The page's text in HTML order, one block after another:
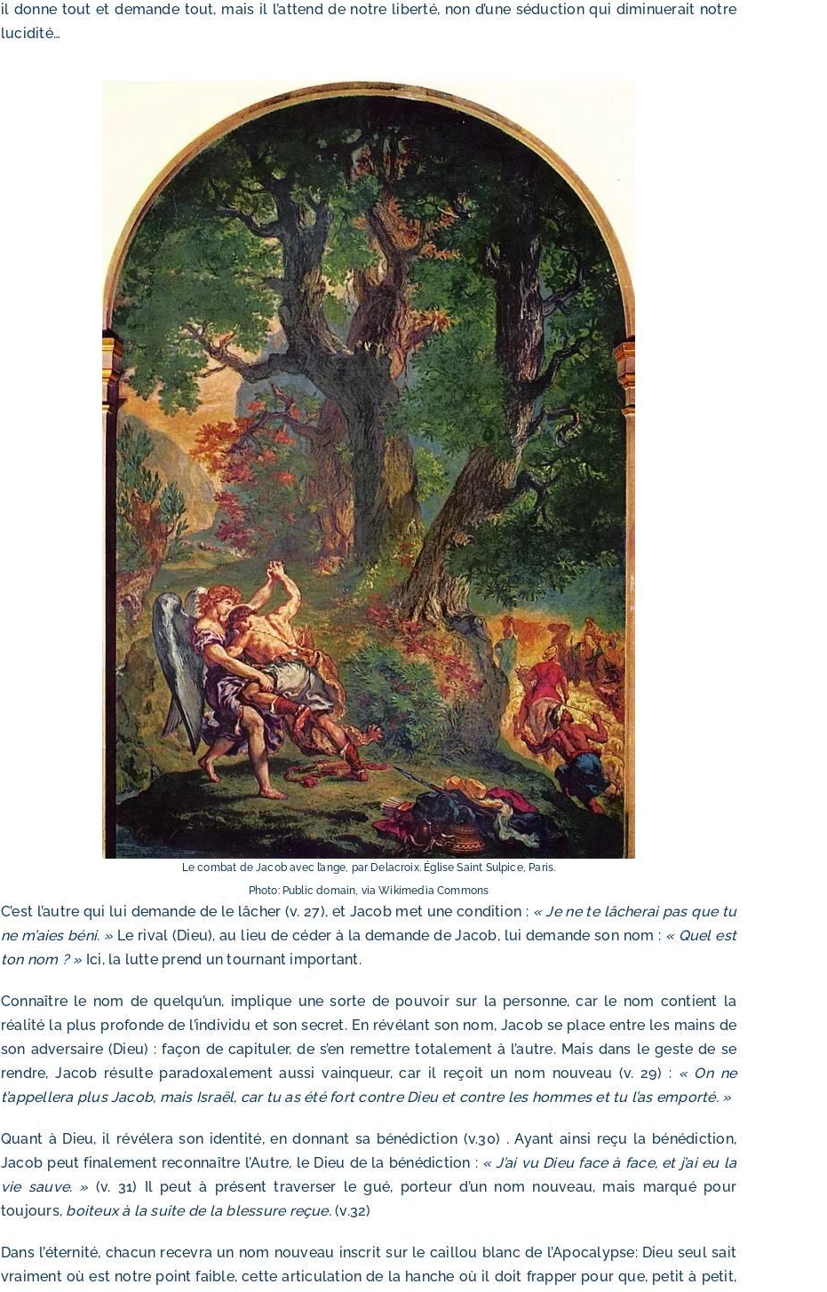
il donne tout et demande tout, mais il l’attend de notre liberté, non d’une séduction qui diminuerait notre
lucidité…
Le combat de Jacob avec l’ange, par Delacroix. Église Saint Sulpice, Paris.
Photo: Public domain, via Wikimedia Commons
C’est l’autre qui lui demande de le lâcher (v. 27), et Jacob met une condition : « Je ne te lâcherai pas que tu
ne m’aies béni. » Le rival (Dieu), au lieu de céder à la demande de Jacob, lui demande son nom : « Quel est
ton nom ? » Ici, la lutte prend un tournant important.
Connaître le nom de quelqu’un, implique une sorte de pouvoir sur la personne, car le nom contient la
réalité la plus profonde de l’individu et son secret. En révélant son nom, Jacob se place entre les mains de
son adversaire (Dieu) : façon de capituler, de s’en remettre totalement à l’autre. Mais dans le geste de se
rendre, Jacob résulte paradoxalement aussi vainqueur, car il reçoit un nom nouveau (v. 29) : « On ne
t’appellera plus Jacob, mais Israël, car tu as été fort contre Dieu et contre les hommes et tu l’as emporté. »
Quant à Dieu, il révélera son identité, en donnant sa bénédiction (v.30) . Ayant ainsi reçu la bénédiction,
Jacob peut finalement reconnaître l’Autre, le Dieu de la bénédiction : « J’ai vu Dieu face à face, et j’ai eu la
vie sauve. » (v. 31) Il peut à présent traverser le gué, porteur d’un nom nouveau, mais marqué pour
toujours, boiteux à la suite de la blessure reçue.(v.32)
Dans l’éternité, chacun recevra un nom nouveau inscrit sur le caillou blanc de l’Apocalypse: Dieu seul sait
vraiment où est notre point faible, cette articulation de la hanche où il doit frapper pour que, petit à petit,